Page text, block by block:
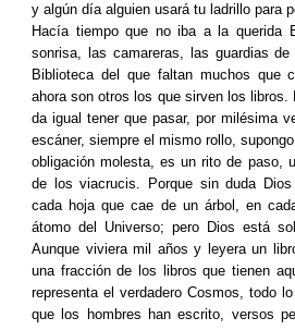
y algún día alguien usará tu ladrillo para
Hacía tiempo que no iba a la querida
sonrisa, las camareras, las guardias
Biblioteca del que faltan muchos que
ahora son otros los que sirven los
da igual tener que pasar, por milésima
escáner, siempre el mismo rollo,
obligación molesta, es un rito de paso,
de los viacrucis. Porque sin duda
cada hoja que cae de un árbol, en
átomo del Universo; pero Dios está
Aunque viviera mil años y leyera un
una fracción de los libros que tienen
representa el verdadero Cosmos, todo
que los hombres han escrito, versos